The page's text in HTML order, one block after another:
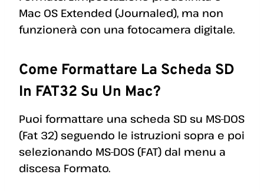
Mac OS Extended (Journaled), ma non
funzionerà con una fotocamera digitale.
Come Formattare La Scheda SD
In FAT32 Su Un Mac?
Puoi formattare una scheda SD su MS-DOS
(Fat 32) seguendo le istruzioni sopra e poi
selezionando MS-DOS (FAT) dal menu a
discesa Formato.